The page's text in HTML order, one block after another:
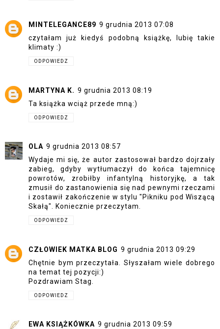
MINTELEGANCE89 9 grudnia 2013 07:08
czytałam już kiedyś podobną książkę, lubię takie
klimaty :)
ODPOWIEDZ
MARTYNA K. 9 grudnia 2013 08:19
Ta książka wciąż przede mną:)
ODPOWIEDZ
OLA 9 grudnia 2013 08:57
Wydaje mi się, że autor zastosował bardzo dojrzały
zabieg, gdyby wytłumaczył do końca tajemnicę
powrotów, zrobiłby infantylną historyjkę, a tak
zmusił do zastanowienia się nad pewnymi rzeczami
i zostawił zakończenie w stylu "Pikniku pod Wiszącą
Skałą". Koniecznie przeczytam.
ODPOWIEDZ
CZŁOWIEK MATKA BLOG 9 grudnia 2013 09:29
Chętnie bym przeczytała. Słyszałam wiele dobrego
na temat tej pozycji:)
Pozdrawiam Stag.
ODPOWIEDZ
EWA KSIĄŻKÓWKA 9 grudnia 2013 09:59